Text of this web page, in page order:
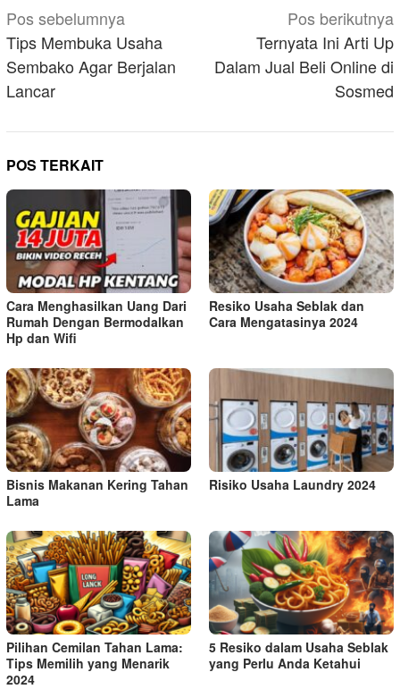
Navigasi
pos
Pos sebelumnya
Tips Membuka Usaha
Sembako Agar Berjalan
Lancar
Pos berikutnya
Ternyata Ini Arti Up
Dalam Jual Beli Online di
Sosmed
POS TERKAIT
Cara Menghasilkan Uang Dari
Rumah Dengan Bermodalkan
Hp dan Wifi
Resiko Usaha Seblak dan
Cara Mengatasinya 2024
Bisnis Makanan Kering Tahan
Lama
Risiko Usaha Laundry 2024
Pilihan Cemilan Tahan Lama:
Tips Memilih yang Menarik
2024
5 Resiko dalam Usaha Seblak
yang Perlu Anda Ketahui